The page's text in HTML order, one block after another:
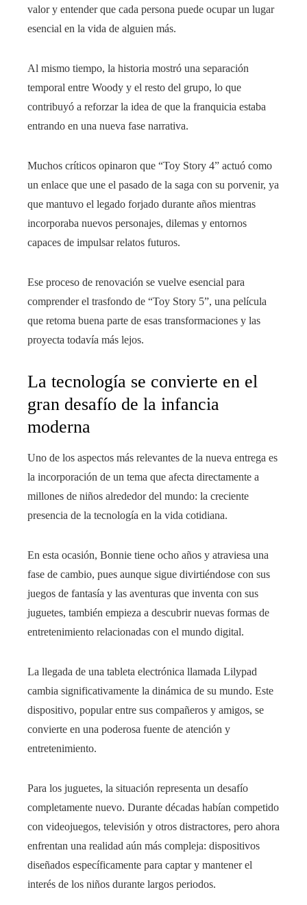
valor y entender que cada persona puede ocupar un lugar
esencial en la vida de alguien más.
Al mismo tiempo, la historia mostró una separación
temporal entre Woody y el resto del grupo, lo que
contribuyó a reforzar la idea de que la franquicia estaba
entrando en una nueva fase narrativa.
Muchos críticos opinaron que “Toy Story 4” actuó como
un enlace que une el pasado de la saga con su porvenir, ya
que mantuvo el legado forjado durante años mientras
incorporaba nuevos personajes, dilemas y entornos
capaces de impulsar relatos futuros.
Ese proceso de renovación se vuelve esencial para
comprender el trasfondo de “Toy Story 5”, una película
que retoma buena parte de esas transformaciones y las
proyecta todavía más lejos.
La tecnología se convierte en el
gran desafío de la infancia
moderna
Uno de los aspectos más relevantes de la nueva entrega es
la incorporación de un tema que afecta directamente a
millones de niños alrededor del mundo: la creciente
presencia de la tecnología en la vida cotidiana.
En esta ocasión, Bonnie tiene ocho años y atraviesa una
fase de cambio, pues aunque sigue divirtiéndose con sus
juegos de fantasía y las aventuras que inventa con sus
juguetes, también empieza a descubrir nuevas formas de
entretenimiento relacionadas con el mundo digital.
La llegada de una tableta electrónica llamada Lilypad
cambia significativamente la dinámica de su mundo. Este
dispositivo, popular entre sus compañeros y amigos, se
convierte en una poderosa fuente de atención y
entretenimiento.
Para los juguetes, la situación representa un desafío
completamente nuevo. Durante décadas habían competido
con videojuegos, televisión y otros distractores, pero ahora
enfrentan una realidad aún más compleja: dispositivos
diseñados específicamente para captar y mantener el
interés de los niños durante largos periodos.